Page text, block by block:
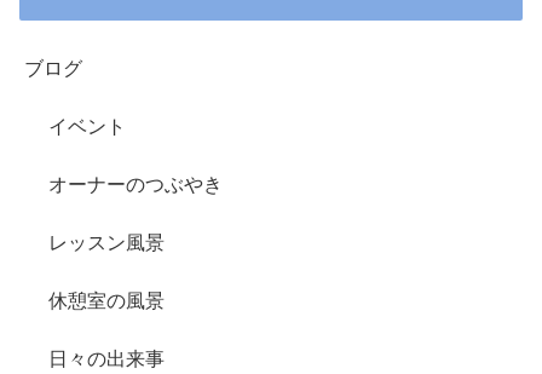
ブログ
イベント
オーナーのつぶやき
レッスン風景
休憩室の風景
日々の出来事